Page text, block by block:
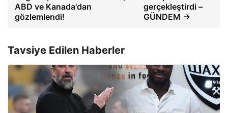
ABD ve Kanada'dan
gözlemlendi!
gerçekleştirdi –
GÜNDEM →
Tavsiye Edilen Haberler